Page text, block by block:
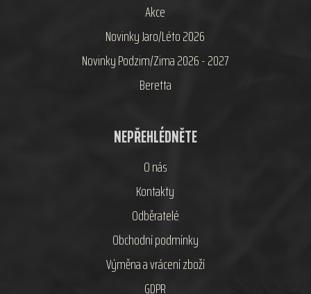
Akce
Novinky Jaro/Léto 2026
Novinky Podzim/Zima 2026 - 2027
Beretta
NEPŘEHLÉDNĚTE
O nás
Kontakty
Odběratelé
Obchodní podmínky
Výměna a vrácení zboží
GDPR